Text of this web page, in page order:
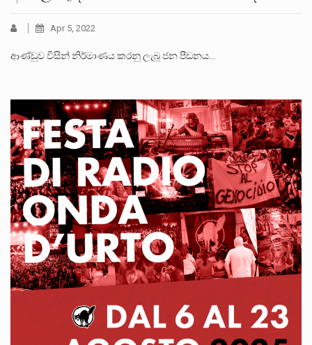
Apr 5, 2022
ආණ්ඩුව විසින් නිර්මාණය කරනු ලැබූ ජන පීඩනය…